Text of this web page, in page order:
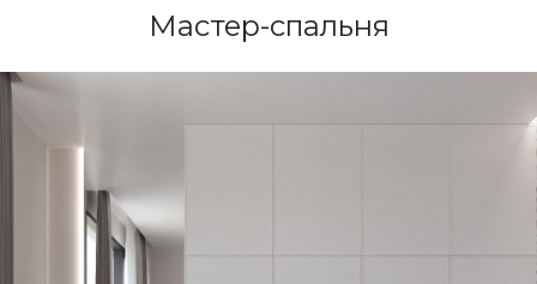
Мастер-спальня